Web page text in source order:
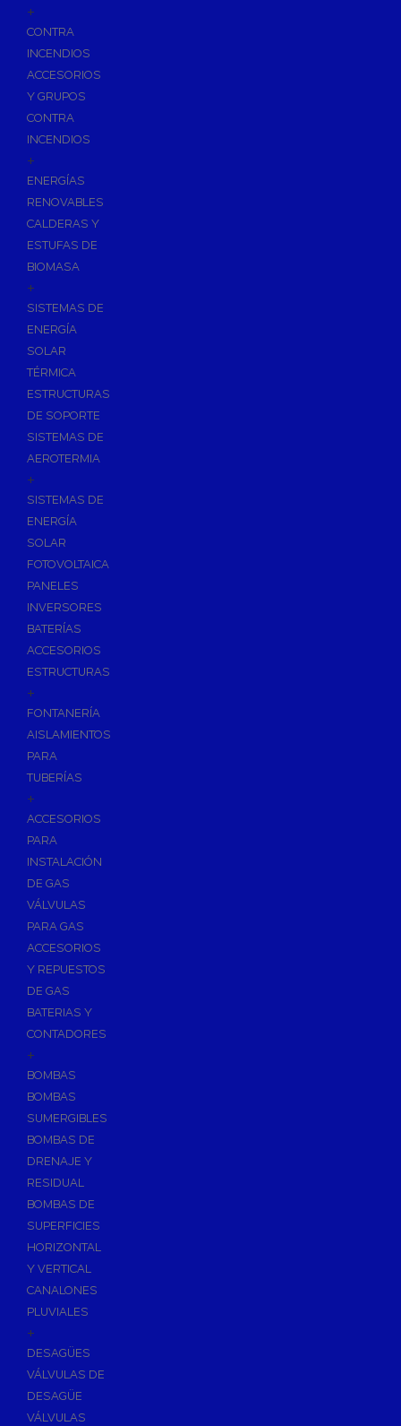
+
CONTRA
INCENDIOS
ACCESORIOS
Y GRUPOS
CONTRA
INCENDIOS
+
ENERGÍAS
RENOVABLES
CALDERAS Y
ESTUFAS DE
BIOMASA
+
SISTEMAS DE
ENERGÍA
SOLAR
TÉRMICA
ESTRUCTURAS
DE SOPORTE
SISTEMAS DE
AEROTERMIA
+
SISTEMAS DE
ENERGÍA
SOLAR
FOTOVOLTAICA
PANELES
INVERSORES
BATERÍAS
ACCESORIOS
ESTRUCTURAS
+
FONTANERÍA
AISLAMIENTOS
PARA
TUBERÍAS
+
ACCESORIOS
PARA
INSTALACIÓN
DE GAS
VÁLVULAS
PARA GAS
ACCESORIOS
Y REPUESTOS
DE GAS
BATERIAS Y
CONTADORES
+
BOMBAS
BOMBAS
SUMERGIBLES
BOMBAS DE
DRENAJE Y
RESIDUAL
BOMBAS DE
SUPERFICIES
HORIZONTAL
Y VERTICAL
CANALONES
PLUVIALES
+
DESAGÜES
VÁLVULAS DE
DESAGÜE
VÁLVULAS